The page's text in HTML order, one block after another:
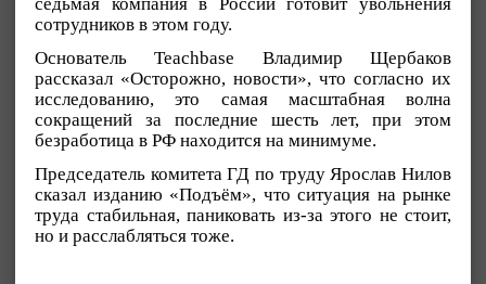
сотрудников в этом году.
Основатель Teachbase Владимир Щербаков
рассказал «Осторожно, новости», что согласно их
исследованию, это самая масштабная волна
сокращений за последние шесть лет, при этом
безработица в РФ находится на минимуме.
Председатель комитета ГД по труду Ярослав Нилов
сказал изданию «Подъём», что ситуация на рынке
труда стабильная, паниковать из-за этого не стоит,
но и расслабляться тоже.